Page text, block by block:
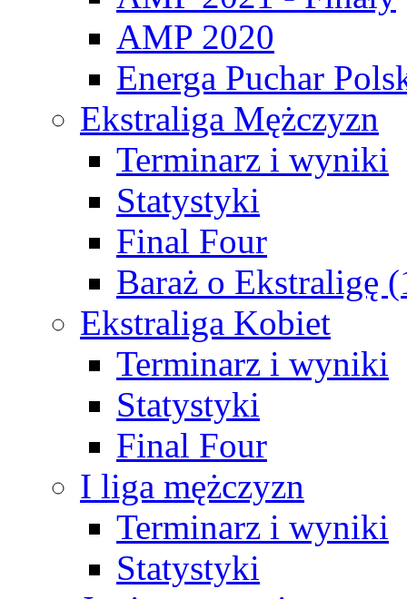
AMP 2020
Energa Puchar
Ekstraliga Mężczyzn
Terminarz i wyniki
Statystyki
Final Four
Baraż o Ekstraligę
Ekstraliga Kobiet
Terminarz i wyniki
Statystyki
Final Four
I liga mężczyzn
Terminarz i wyniki
Statystyki